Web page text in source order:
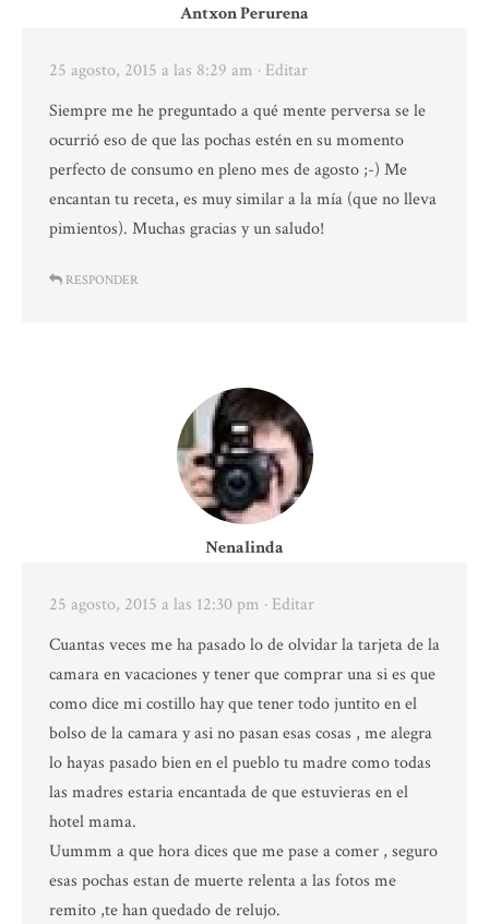
Antxon Perurena
25 agosto, 2015 a las 8:29 am · Editar
Siempre me he preguntado a qué mente perversa se le
ocurrió eso de que las pochas estén en su momento
perfecto de consumo en pleno mes de agosto ;-) Me
encantan tu receta, es muy similar a la mía (que no lleva
pimientos). Muchas gracias y un saludo!
RESPONDER
Nenalinda
25 agosto, 2015 a las 12:30 pm · Editar
Cuantas veces me ha pasado lo de olvidar la tarjeta de la
camara en vacaciones y tener que comprar una si es que
como dice mi costillo hay que tener todo juntito en el
bolso de la camara y asi no pasan esas cosas , me alegra
lo hayas pasado bien en el pueblo tu madre como todas
las madres estaria encantada de que estuvieras en el
hotel mama.
Uummm a que hora dices que me pase a comer , seguro
esas pochas estan de muerte relenta a las fotos me
remito ,te han quedado de relujo.